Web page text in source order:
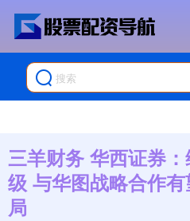
三羊财务 华西证券
级 与华图战略合作
局